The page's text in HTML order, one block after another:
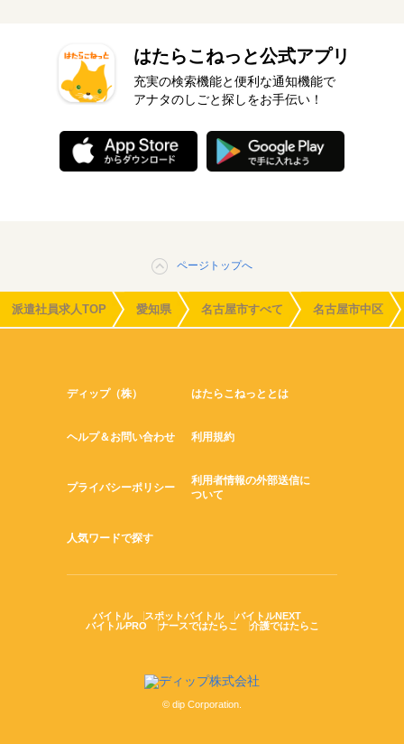
はたらこねっと公式アプリ
充実の検索機能と便利な通知機能で
アナタのしごと探しをお手伝い！
ページトップへ
派遣社員求人TOP 愛知県 名古屋市すべて 名古屋市中区
ディップ（株） はたらこねっととは
ヘルプ＆お問い合わせ 利用規約
プライバシーポリシー
利用者情報の外部送信に
ついて
人気ワードで探す
バイトル スポットバイトル
バイトルNEXT
バイトルPRO
ナースではたらこ 介護ではたらこ
© dip Corporation.